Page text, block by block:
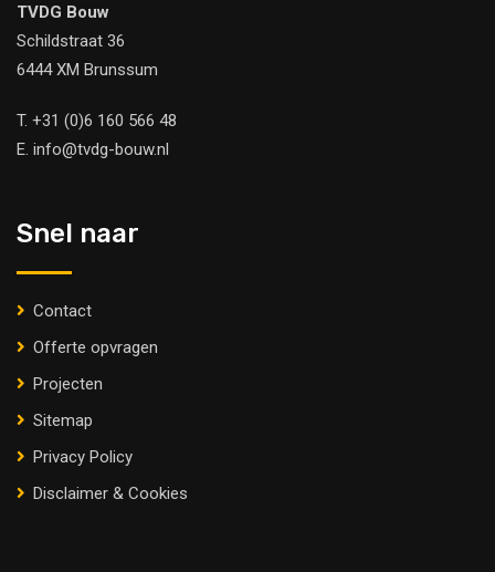
TVDG Bouw
Schildstraat 36
6444 XM Brunssum
T. +31 (0)6 160 566 48
E. info@tvdg-bouw.nl
Snel naar
Contact
Offerte opvragen
Projecten
Sitemap
Privacy Policy
Disclaimer & Cookies